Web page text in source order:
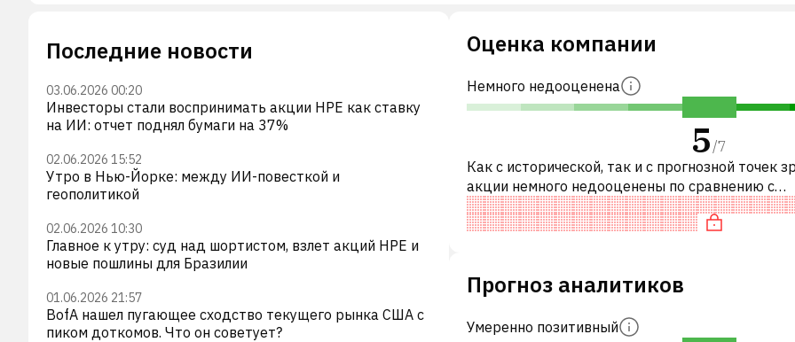
Последние новости
03.06.2026 00:20
Инвесторы стали воспринимать акции HPE как ставку
на ИИ: отчет поднял бумаги на 37%
02.06.2026 15:52
Утро в Нью-Йорке: между ИИ-повесткой и
геополитикой
02.06.2026 10:30
Главное к утру: суд над шортистом, взлет акций HPE и
новые пошлины для Бразилии
01.06.2026 21:57
BofA нашел пугающее сходство текущего рынка США с
пиком доткомов. Что он советует?
Оценка компании
Немного недооценена
5/7
Как с исторической, так и с прогнозной точек
акции немного недооценены по сравнению с
аналогичными акциями. В частности, акция
справедливо оценена по P/E, нейтраль
Прогноз аналитиков
Умеренно позитивный